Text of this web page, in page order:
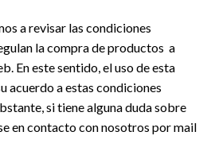
a revisar las condiciones
la compra de productos a
En este sentido, el uso de esta
acuerdo a estas condiciones
si tiene alguna duda sobre
en contacto con nosotros por mail